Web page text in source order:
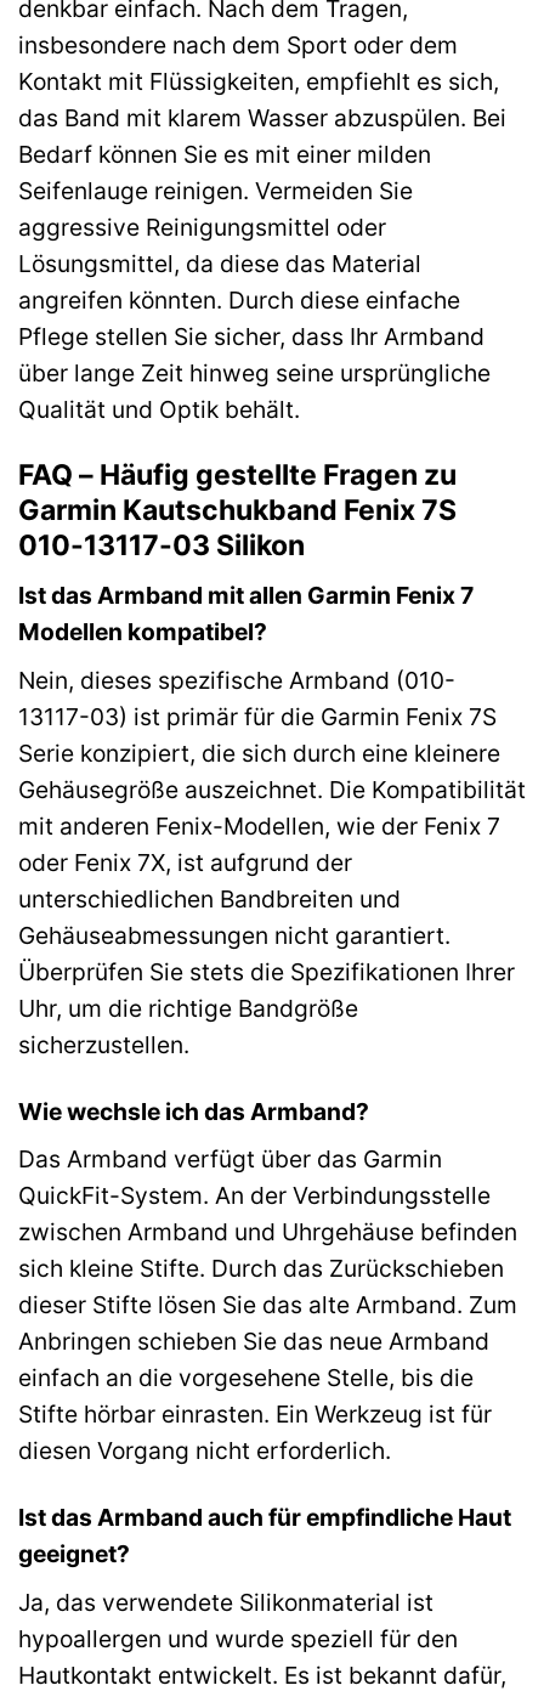
denkbar einfach. Nach dem Tragen,
insbesondere nach dem Sport oder dem
Kontakt mit Flüssigkeiten, empfiehlt es sich,
das Band mit klarem Wasser abzuspülen. Bei
Bedarf können Sie es mit einer milden
Seifenlauge reinigen. Vermeiden Sie
aggressive Reinigungsmittel oder
Lösungsmittel, da diese das Material
angreifen könnten. Durch diese einfache
Pflege stellen Sie sicher, dass Ihr Armband
über lange Zeit hinweg seine ursprüngliche
Qualität und Optik behält.
FAQ – Häufig gestellte Fragen zu
Garmin Kautschukband Fenix 7S
010-13117-03 Silikon
Ist das Armband mit allen Garmin Fenix 7
Modellen kompatibel?
Nein, dieses spezifische Armband (010-
13117-03) ist primär für die Garmin Fenix 7S
Serie konzipiert, die sich durch eine kleinere
Gehäusegröße auszeichnet. Die Kompatibilität
mit anderen Fenix-Modellen, wie der Fenix 7
oder Fenix 7X, ist aufgrund der
unterschiedlichen Bandbreiten und
Gehäuseabmessungen nicht garantiert.
Überprüfen Sie stets die Spezifikationen Ihrer
Uhr, um die richtige Bandgröße
sicherzustellen.
Wie wechsle ich das Armband?
Das Armband verfügt über das Garmin
QuickFit-System. An der Verbindungsstelle
zwischen Armband und Uhrgehäuse befinden
sich kleine Stifte. Durch das Zurückschieben
dieser Stifte lösen Sie das alte Armband. Zum
Anbringen schieben Sie das neue Armband
einfach an die vorgesehene Stelle, bis die
Stifte hörbar einrasten. Ein Werkzeug ist für
diesen Vorgang nicht erforderlich.
Ist das Armband auch für empfindliche Haut
geeignet?
Ja, das verwendete Silikonmaterial ist
hypoallergen und wurde speziell für den
Hautkontakt entwickelt. Es ist bekannt dafür,